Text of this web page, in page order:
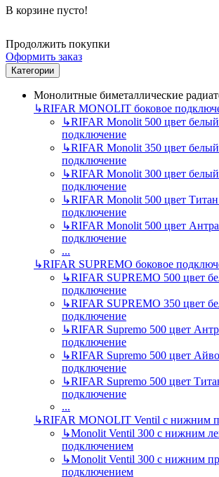
В корзине пусто!
Продолжить покупки
Оформить заказ
Категории
Монолитные биметаллические
↳RIFAR MONOLIT боковое
↳RIFAR Monolit 500 цвет
подключение
↳RIFAR Monolit 350 цвет
подключение
↳RIFAR Monolit 300 цвет
подключение
↳RIFAR Monolit 500 цвет Титан
подключение
↳RIFAR Monolit 500 цвет
подключение
...
↳RIFAR SUPREMO боковое
↳RIFAR SUPREMO 500 цвет
подключение
↳RIFAR SUPREMO 350 цвет
подключение
↳RIFAR Supremo 500 цвет
подключение
↳RIFAR Supremo 500 цвет
подключение
↳RIFAR Supremo 500 цвет
подключение
...
↳RIFAR MONOLIT Ventil с нижним
↳Monolit Ventil 300 с нижним
подключением
↳Monolit Ventil 300 с нижним
подключением